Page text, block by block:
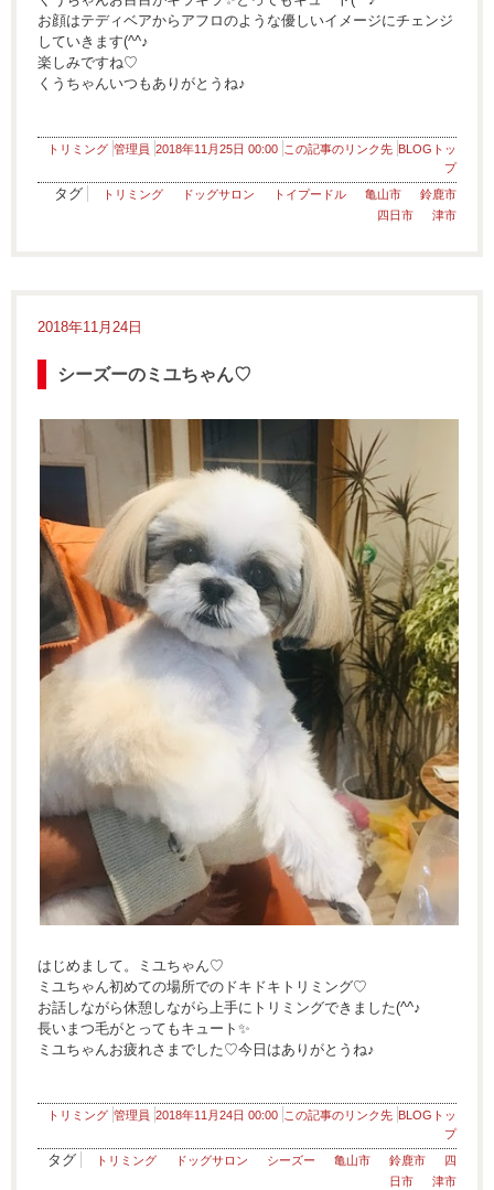
お顔はテディベアからアフロのような優しいイメージにチェンジ
していきます(^^♪
楽しみですね♡
くうちゃんいつもありがとうね♪
トリミング 管理員 2018年11月25日 00:00 この記事のリンク先 BLOGトッ
プ
タグ トリミング ドッグサロン トイプードル 亀山市
鈴鹿市
四日市
津市
2018年11月24日
シーズーのミユちゃん♡
はじめまして。ミユちゃん♡
ミユちゃん初めての場所でのドキドキトリミング♡
お話しながら休憩しながら上手にトリミングできました(^^♪
長いまつ毛がとってもキュート✨
ミユちゃんお疲れさまでした♡今日はありがとうね♪
トリミング 管理員 2018年11月24日 00:00 この記事のリンク先 BLOGトッ
プ
タグ トリミング ドッグサロン シーズー 亀山市 鈴鹿市
四
日市
津市